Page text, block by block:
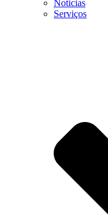
Noticias
Serviços